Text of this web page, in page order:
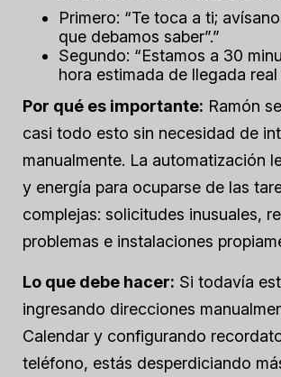
Primero: “Te toca a ti;
que debamos saber”.”
Segundo: “Estamos a 30
hora estimada de llegada real
Por qué es importante: Ramón
casi todo esto sin necesidad de
manualmente. La automatización
y energía para ocuparse de las
complejas: solicitudes inusuales,
problemas e instalaciones
Lo que debe hacer: Si todavía
ingresando direcciones
Calendar y configurando
teléfono, estás desperdiciando